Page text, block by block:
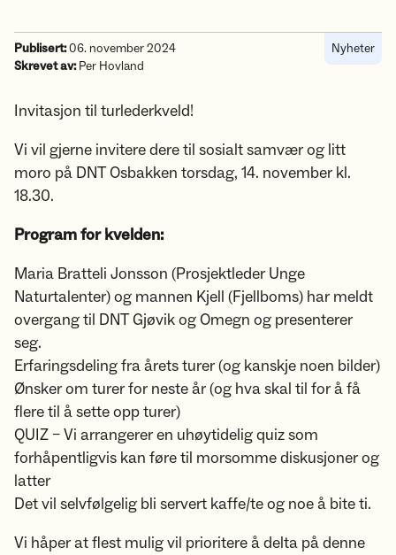
Publisert:06. november 2024
Skrevet av:Per Hovland
Nyheter
Invitasjon til turlederkveld!
Vi vil gjerne invitere dere til sosialt samvær og litt
moro på DNT Osbakken torsdag, 14. november kl.
18.30.
Program for kvelden:
Maria Bratteli Jonsson (Prosjektleder Unge
Naturtalenter) og mannen Kjell (Fjellboms) har meldt
overgang til DNT Gjøvik og Omegn og presenterer
seg.
Erfaringsdeling fra årets turer (og kanskje noen bilder)
Ønsker om turer for neste år (og hva skal til for å få
flere til å sette opp turer)
QUIZ – Vi arrangerer en uhøytidelig quiz som
forhåpentligvis kan føre til morsomme diskusjoner og
latter
Det vil selvfølgelig bli servert kaffe/te og noe å bite ti.
Vi håper at flest mulig vil prioritere å delta på denne